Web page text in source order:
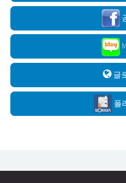
글
폴